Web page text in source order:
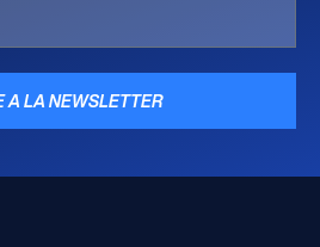
A LA NEWSLETTER